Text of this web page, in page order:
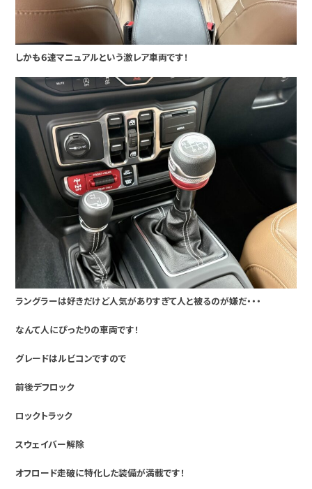
しかも６速マニュアルという激レア車両です！
ラングラーは好きだけど人気がありすぎて人と被るのが嫌だ・・・
なんて人にぴったりの車両です！
グレードはルビコンですので
前後デフロック
ロックトラック
スウェイバー解除
オフロード走破に特化した装備が満載です！